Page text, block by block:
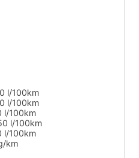
l/100km
l/100km
l/100km
l/100km
l/100km
km